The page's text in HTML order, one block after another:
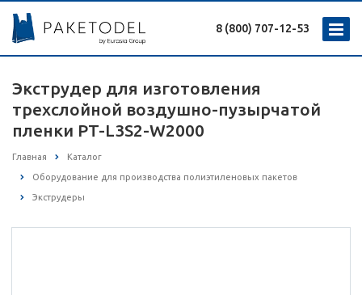
8 (800) 707-12-53
Экструдер для изготовления
трехслойной воздушно-пузырчатой
пленки PT-L3S2-W2000
Главная Каталог
Оборудование для производства полиэтиленовых пакетов
Экструдеры